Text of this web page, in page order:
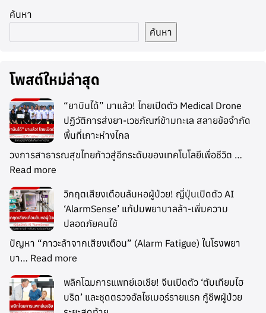
ค้นหา
ค้นหา
โพสต์ใหม่ล่าสุด
“ยาบินได้” มาแล้ว! ไทยเปิดตัว Medical Drone
ปฏิวัติการส่งยา-เวชภัณฑ์ข้ามทะเล สลายข้อจำกัด
พื้นที่เกาะห่างไกล
วงการสาธารณสุขไทยก้าวสู่อีกระดับของเทคโนโลยีเพื่อชีวิต …
Read more
วิกฤตเสียงเตือนล้นหอผู้ป่วย! ญี่ปุ่นเปิดตัว AI
‘AlarmSense’ แก้ปมพยาบาลล้า-เพิ่มความ
ปลอดภัยคนไข้
ปัญหา “ภาวะล้าจากเสียงเตือน” (Alarm Fatigue) ในโรงพยา
บา… Read more
พลิกโฉมการแพทย์เอเชีย! จีนเปิดตัว ‘ตับเทียมไฮ
บริด’ และชุดตรวจอัลไซเมอร์รายแรก กู้ชีพผู้ป่วย